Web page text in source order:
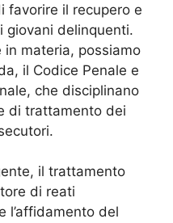
favorire il recupero e
giovani delinquenti.
in materia, possiamo
il Codice Penale e
che disciplinano
di trattamento dei
il trattamento
di reati
l’affidamento del